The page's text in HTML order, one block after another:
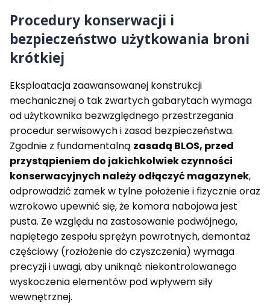
Procedury konserwacji i
bezpieczeństwo użytkowania broni
krótkiej
Eksploatacja zaawansowanej konstrukcji
mechanicznej o tak zwartych gabarytach wymaga
od użytkownika bezwzględnego przestrzegania
procedur serwisowych i zasad bezpieczeństwa.
Zgodnie z fundamentalną zasadą BLOS, przed
przystąpieniem do jakichkolwiek czynności
konserwacyjnych należy odłączyć magazynek,
odprowadzić zamek w tylne położenie i fizycznie oraz
wzrokowo upewnić się, że komora nabojowa jest
pusta. Ze względu na zastosowanie podwójnego,
napiętego zespołu sprężyn powrotnych, demontaż
częściowy (rozłożenie do czyszczenia) wymaga
precyzji i uwagi, aby uniknąć niekontrolowanego
wyskoczenia elementów pod wpływem siły
wewnętrznej.